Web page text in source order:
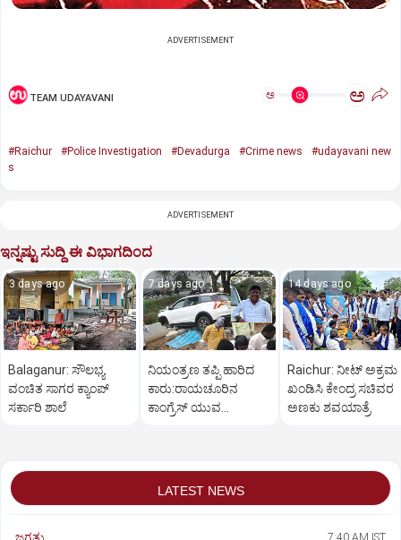
ADVERTISEMENT
TEAM UDAYAVANI ಅ ಅ
#Raichur #Police Investigation #Devadurga #Crime news
#udayavani new
s
ADVERTISEMENT
ಇನ್ನಷ್ಟು ಸುದ್ದಿ ಈ ವಿಭಾಗದಿಂದ
3 days ago
Balaganur: ಸೌಲಭ್ಯ
ವಂಚಿತ ಸಾಗರ ಕ್ಯಾಂಪ್
ಸರ್ಕಾರಿ ಶಾಲೆ
7 days ago
ನಿಯಂತ್ರಣ ತಪ್ಪಿ ಹಾರಿದ
ಕಾರು:ರಾಯಚೂರಿನ
ಕಾಂಗ್ರೆಸ್ ಯುವ
14 days ago
Raichur: ನೀಟ್ ಅಕ್ರಮ
ಖಂಡಿಸಿ ಕೇಂದ್ರ ಸಚಿವರ
ಅಣಕು ಶವಯಾತ್ರೆ
LATEST NEWS
7:40 AM IST